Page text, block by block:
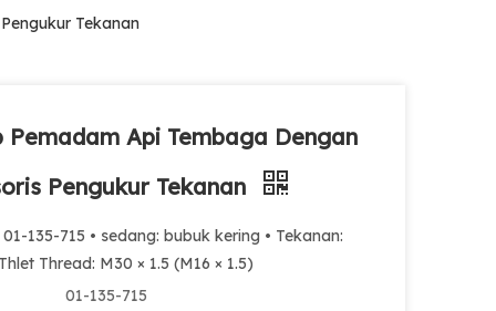
Tekanan
Pemadam Api Tembaga Dengan
Pengukur Tekanan
01-135-715 • sedang: bubuk kering • Tekanan:
Thread: M30 × 1.5 (M16 × 1.5)
01-135-715